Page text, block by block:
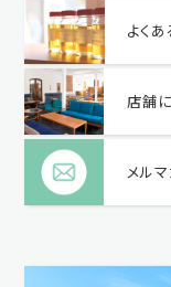
よく
店舗
メル